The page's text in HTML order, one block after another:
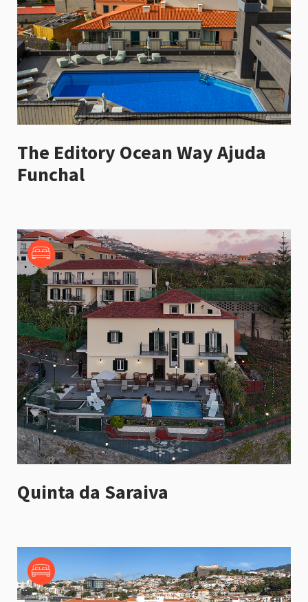
The Editory Ocean Way Ajuda
Funchal
Quinta da Saraiva